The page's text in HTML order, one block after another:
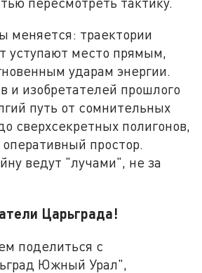
меняется: траектории
уступают место прямым,
ударам энергии.
и изобретателей прошлого
путь от сомнительных
сверхсекретных полигонов,
простор.
ведут "лучами", не за
Царьграда!
поделиться с
Южный Урал",